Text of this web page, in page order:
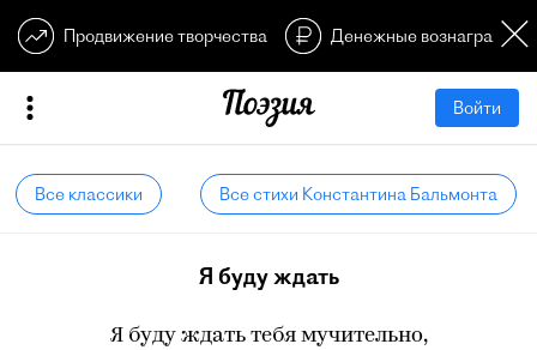
Продвижение творчества Денежные
Войти
Все классики Все стихи Константина Бальмонта
Я буду ждать
Я буду ждать тебя мучительно,